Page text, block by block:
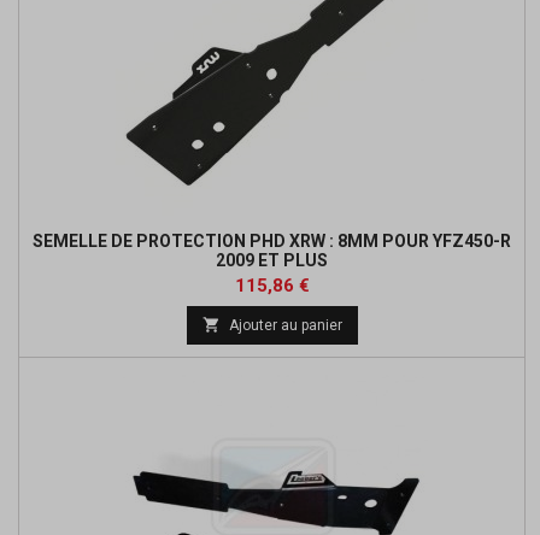
SEMELLE DE PROTECTION PHD XRW : 8MM POUR YFZ450-R
2009 ET PLUS
Prix
115,86 €Prix
de
base
 Ajouter au panier